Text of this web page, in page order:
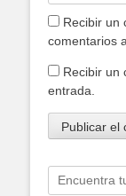
Recibir un
comentarios
Recibir un
entrada.
Buscar: